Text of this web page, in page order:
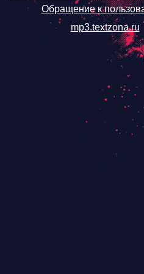
Обращение к
mp3.textzona.ru